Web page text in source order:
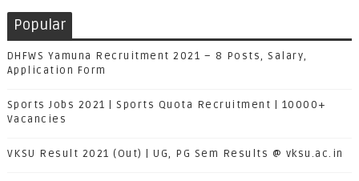
Popular
DHFWS Yamuna Recruitment 2021 – 8 Posts, Salary,
Application Form
Sports Jobs 2021 | Sports Quota Recruitment | 10000+
Vacancies
VKSU Result 2021 (Out) | UG, PG Sem Results @ vksu.ac.in